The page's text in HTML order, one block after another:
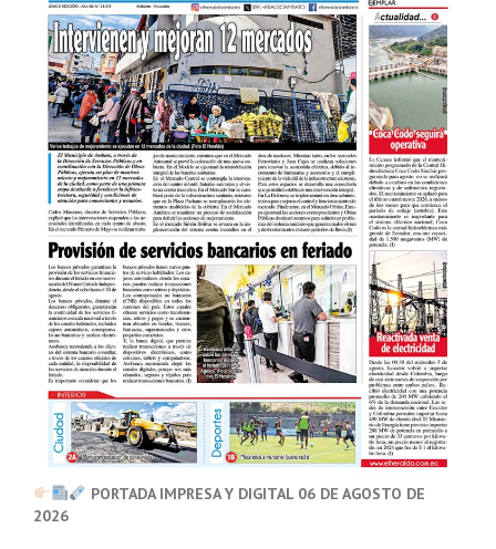
PORTADA IMPRESA Y DIGITAL 06 DE AGOSTO DE
2026